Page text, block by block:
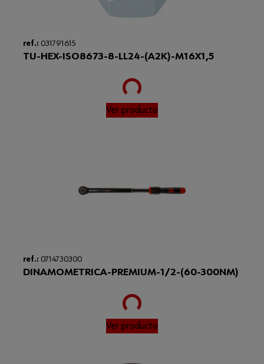
ref.: 031791615
TU-HEX-ISO8673-8-LL24-(A2K)-M16X1,5
Loading...
Ver producto
ref.: 0714730300
DINAMOMETRICA-PREMIUM-1/2-(60-300NM)
Loading...
Ver producto